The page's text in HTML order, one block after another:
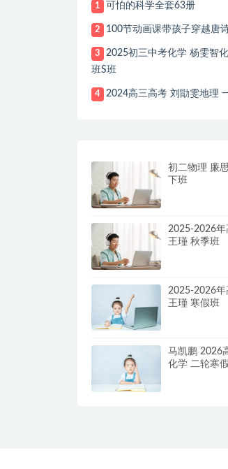
1 可怕的科学全套63册
2 100节动画课带孩子穿越唐
3
2025初三中考化学 杨雯智
班S班
4 2024高三高考 刘勖雯地理
初二物理 廉思佳A+春
下班
2025-2026年
王瑾 秋季班
2025-2026年
王瑾 寒假班
马凯鹏 2026
化学 二轮寒